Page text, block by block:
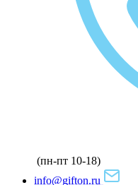
(пн-пт 10-18)
info@gifton.ru